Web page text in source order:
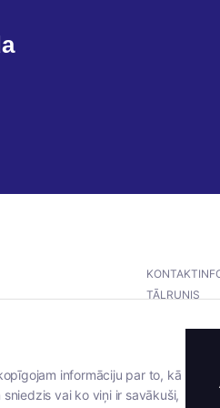
TĀLRUNIS
E-PASTA
informāciju par to, kā
vai ko viņi ir savākuši,